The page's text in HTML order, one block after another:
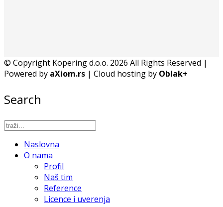
© Copyright Kopering d.o.o. 2026 All Rights Reserved |
Powered by aXiom.rs | Cloud hosting by Oblak+
Search
Naslovna
O nama
Profil
Naš tim
Reference
Licence i uverenja